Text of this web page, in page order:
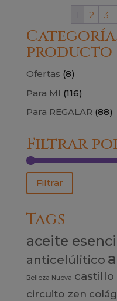
1 2 3
producto
Ofertas (8)
Para MI (116)
Para REGALAR (88)
Filtrar
Filtrar
Tags
aceite
anticelúlitico
Belleza Nueva castillo
circuito zen